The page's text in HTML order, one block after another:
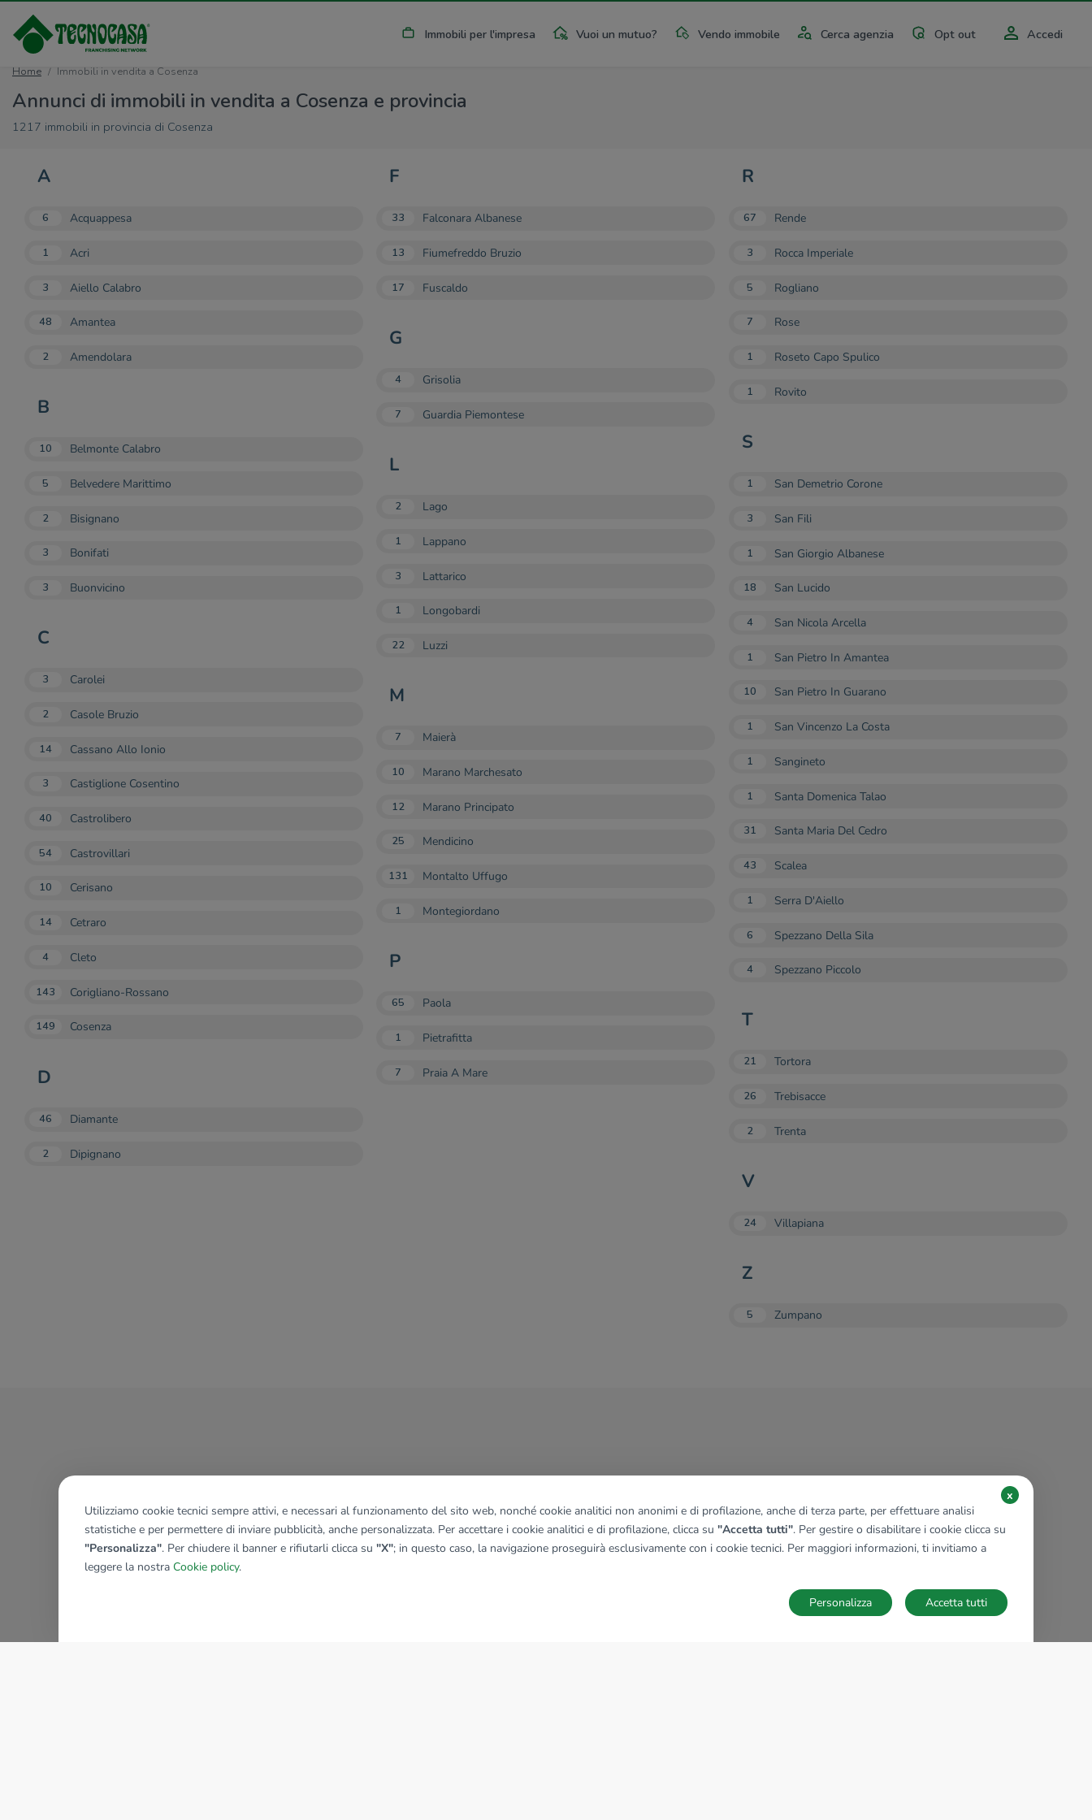
Immobili per l'impresa Vuoi un mutuo? Vendo immobile Cerca agenzia Opt out Accedi
Home Immobili in vendita a Cosenza
Annunci di immobili in vendita a Cosenza e provincia
1217 immobili in provincia di Cosenza
A
6 Acquappesa
1 Acri
3 Aiello Calabro
48 Amantea
2 Amendolara
B
10 Belmonte Calabro
5 Belvedere Marittimo
2 Bisignano
3 Bonifati
3 Buonvicino
C
3 Carolei
2 Casole Bruzio
14 Cassano Allo Ionio
3 Castiglione Cosentino
40 Castrolibero
54 Castrovillari
10 Cerisano
14 Cetraro
4 Cleto
143 Corigliano-Rossano
149 Cosenza
D
46 Diamante
2 Dipignano
F
33 Falconara Albanese
13 Fiumefreddo Bruzio
17 Fuscaldo
G
4 Grisolia
7 Guardia Piemontese
L
2 Lago
1 Lappano
3 Lattarico
1 Longobardi
22 Luzzi
M
7 Maierà
10 Marano Marchesato
12 Marano Principato
25 Mendicino
131 Montalto Uffugo
1 Montegiordano
P
65 Paola
1 Pietrafitta
7 Praia A Mare
R
67 Rende
3 Rocca Imperiale
5 Rogliano
7 Rose
1 Roseto Capo Spulico
1 Rovito
S
1 San Demetrio Corone
3 San Fili
1 San Giorgio Albanese
18 San Lucido
4 San Nicola Arcella
1 San Pietro In Amantea
10 San Pietro In Guarano
1 San Vincenzo La Costa
1 Sangineto
1 Santa Domenica Talao
31 Santa Maria Del Cedro
43 Scalea
1 Serra D'Aiello
6 Spezzano Della Sila
4 Spezzano Piccolo
T
21 Tortora
26 Trebisacce
2 Trenta
V
24 Villapiana
Z
5 Zumpano
Utilizziamo cookie tecnici sempre attivi, e necessari al funzionamento del sito web, nonché cookie analitici non anonimi e di profilazione, anche di terza parte, per effettuare analisi
statistiche e per permettere di inviare pubblicità, anche personalizzata. Per accettare i cookie analitici e di profilazione, clicca su "Accetta tutti". Per gestire o disabilitare i cookie clicca su
"Personalizza". Per chiudere il banner e rifiutarli clicca su "X"; in questo caso, la navigazione proseguirà esclusivamente con i cookie tecnici. Per maggiori informazioni, ti invitiamo a
leggere la nostra Cookie policy.
x
Accetta tutti
Personalizza